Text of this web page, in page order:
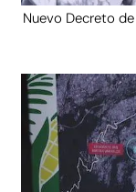
Nuevo Decreto